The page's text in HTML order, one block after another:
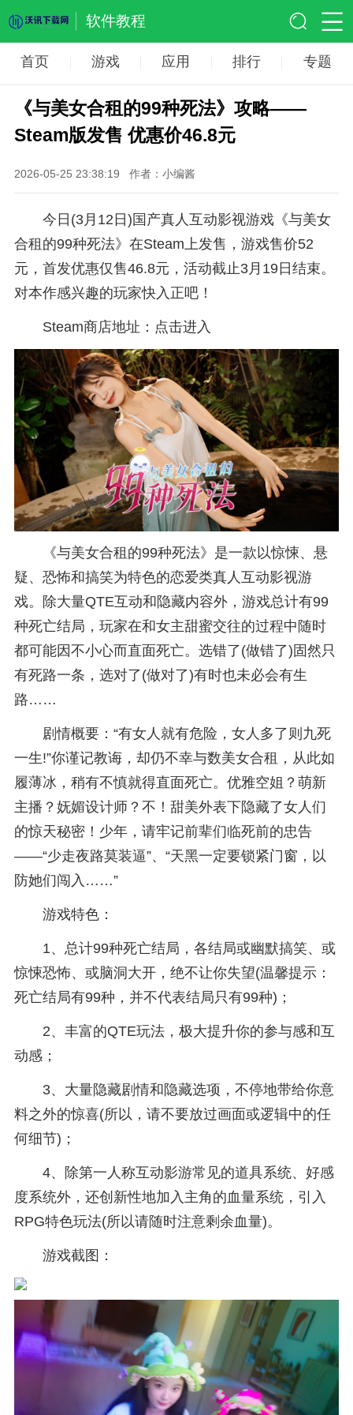
软件教程
首页 游戏 应用 排行 专题
《与美女合租的99种死法》攻略——
Steam版发售 优惠价46.8元
2026-05-25 23:38:19 作者：小编酱
今日(3月12日)国产真人互动影视游戏《与美女
合租的99种死法》在Steam上发售，游戏售价52
元，首发优惠仅售46.8元，活动截止3月19日结束。
对本作感兴趣的玩家快入正吧！
Steam商店地址： 点击进入
《与美女合租的99种死法》是一款以惊悚、悬
疑、恐怖和搞笑为特色的恋爱类真人互动影视游
戏。除大量QTE互动和隐藏内容外，游戏总计有99
种死亡结局，玩家在和女主甜蜜交往的过程中随时
都可能因不小心而直面死亡。选错了(做错了)固然只
有死路一条，选对了(做对了)有时也未必会有生
路……
剧情概要：“有女人就有危险，女人多了则九死
一生!”你谨记教诲，却仍不幸与数美女合租，从此如
履薄冰，稍有不慎就得直面死亡。优雅空姐？萌新
主播？妩媚设计师？不！甜美外表下隐藏了女人们
的惊天秘密！少年，请牢记前辈们临死前的忠告
——“少走夜路莫装逼”、“天黑一定要锁紧门窗，以
防她们闯入……”
游戏特色：
1、总计99种死亡结局，各结局或幽默搞笑、或
惊悚恐怖、或脑洞大开，绝不让你失望(温馨提示：
死亡结局有99种，并不代表结局只有99种)；
2、丰富的QTE玩法，极大提升你的参与感和互
动感；
3、大量隐藏剧情和隐藏选项，不停地带给你意
料之外的惊喜(所以，请不要放过画面或逻辑中的任
何细节)；
4、除第一人称互动影游常见的道具系统、好感
度系统外，还创新性地加入主角的血量系统，引入
RPG特色玩法(所以请随时注意剩余血量)。
游戏截图：